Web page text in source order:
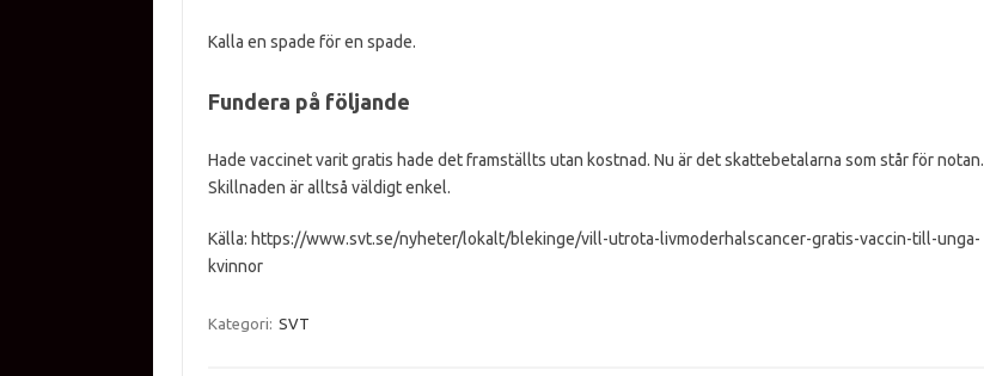
Kalla en spade för en spade.
Fundera på följande
Hade vaccinet varit gratis hade det framställts utan kostnad. Nu är det skattebetalarna som står för notan.
Skillnaden är alltså väldigt enkel.
Källa: https://www.svt.se/nyheter/lokalt/blekinge/vill-utrota-livmoderhalscancer-gratis-vaccin-till-unga-
kvinnor
Kategori: SVT